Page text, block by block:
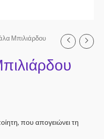
Μπιλιάρδου
που απογειώνει τη